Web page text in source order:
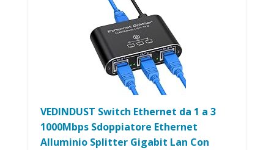
VEDINDUST Switch Ethernet da 1 a 3
1000Mbps Sdoppiatore Ethernet
Alluminio Splitter Gigabit Lan Con